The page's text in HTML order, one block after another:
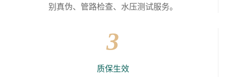
别真伪、管路检查、水压测试服务。
3
质保生效